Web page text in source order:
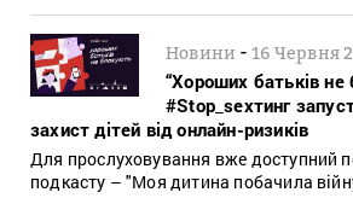
Новини -16 Червня
“Хороших батьків
#Stop_sexтинг
захист дітей від онлайн-ризиків
Для прослуховування вже доступний
подкасту – "Моя дитина побачила